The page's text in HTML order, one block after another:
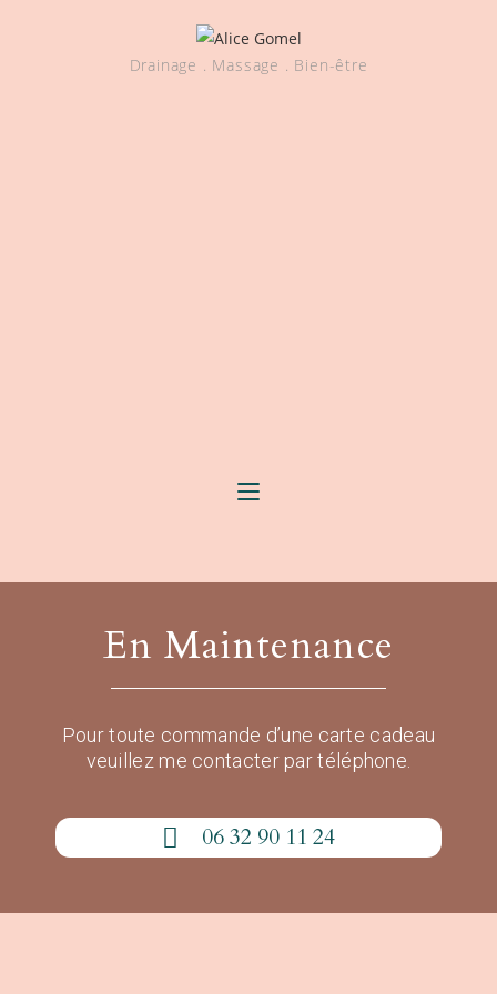
Drainage . Massage . Bien-être
En Maintenance
Pour toute commande d’une carte cadeau
veuillez me contacter par téléphone.
06 32 90 11 24